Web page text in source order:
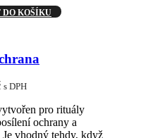
DO KOŠÍKU
s DPH
pro rituály
ochrany a
vhodný tehdy, když